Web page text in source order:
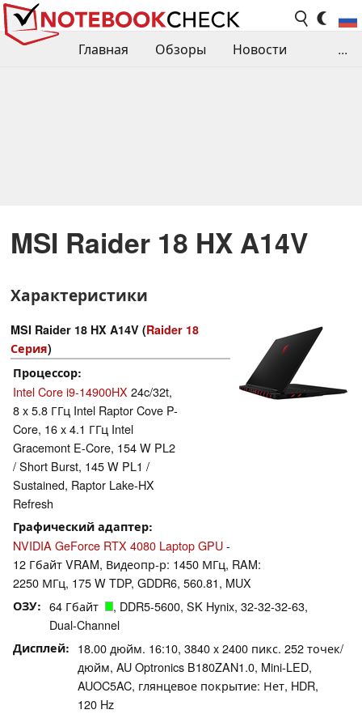
Главная Обзоры
Новости
...
MSI Raider 18 HX A14V
Характеристики
MSI Raider 18 HX A14V (Raider 18
Серия)
Процессор
Intel Core i9-14900HX 24c/32t,
8 x 5.8 ГГц Intel Raptor Cove P-
Core, 16 x 4.1 ГГц Intel
Gracemont E-Core, 154 W PL2
/ Short Burst, 145 W PL1 /
Sustained, Raptor Lake-HX
Refresh
Графический адаптер
NVIDIA GeForce RTX 4080 Laptop GPU-
12 Гбайт VRAM, Видеопр-р: 1450 МГц, RAM:
2250 МГц, 175 W TDP, GDDR6, 560.81, MUX
ОЗУ 64 Гбайт
, DDR5-5600, SK Hynix, 32-32-32-63,
Dual-Channel
Дисплей
18.00 дюйм. 16:10, 3840 x 2400 пикс. 252 точек/
дюйм, AU Optronics B180ZAN1.0, Mini-LED,
AUOC5AC, глянцевое покрытие: Нет, HDR,
120 Hz